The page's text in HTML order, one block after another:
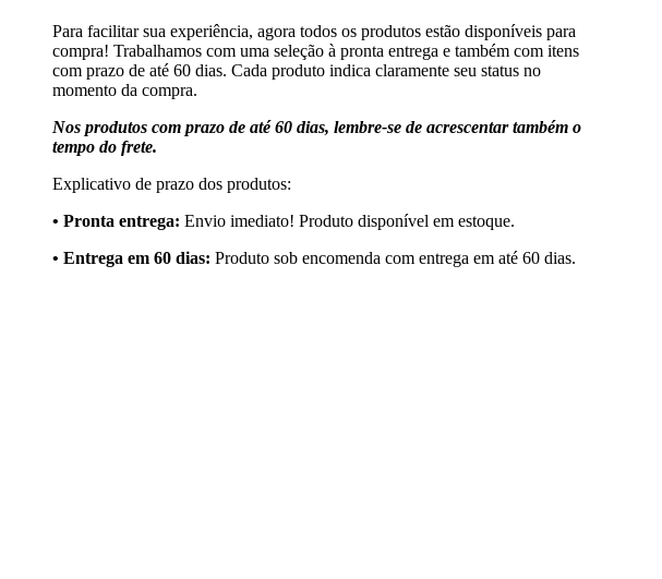
Para facilitar sua experiência, agora todos os produtos estão disponíveis para
compra! Trabalhamos com uma seleção à pronta entrega e também com itens
com prazo de até 60 dias. Cada produto indica claramente seu status no
momento da compra.
Nos produtos com prazo de até 60 dias, lembre-se de acrescentar também o
tempo do frete.
Explicativo de prazo dos produtos:
•⁠ ⁠Pronta entrega: Envio imediato! Produto disponível em estoque.
•⁠ Entrega em 60 dias: Produto sob encomenda com entrega em até 60 dias.